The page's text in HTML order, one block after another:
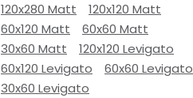
120x280 Matt
120x120 Matt
60x120 Matt
60x60 Matt
30x60 Matt
120x120 Levigato
60x120 Levigato
60x60 Levigato
30x60 Levigato